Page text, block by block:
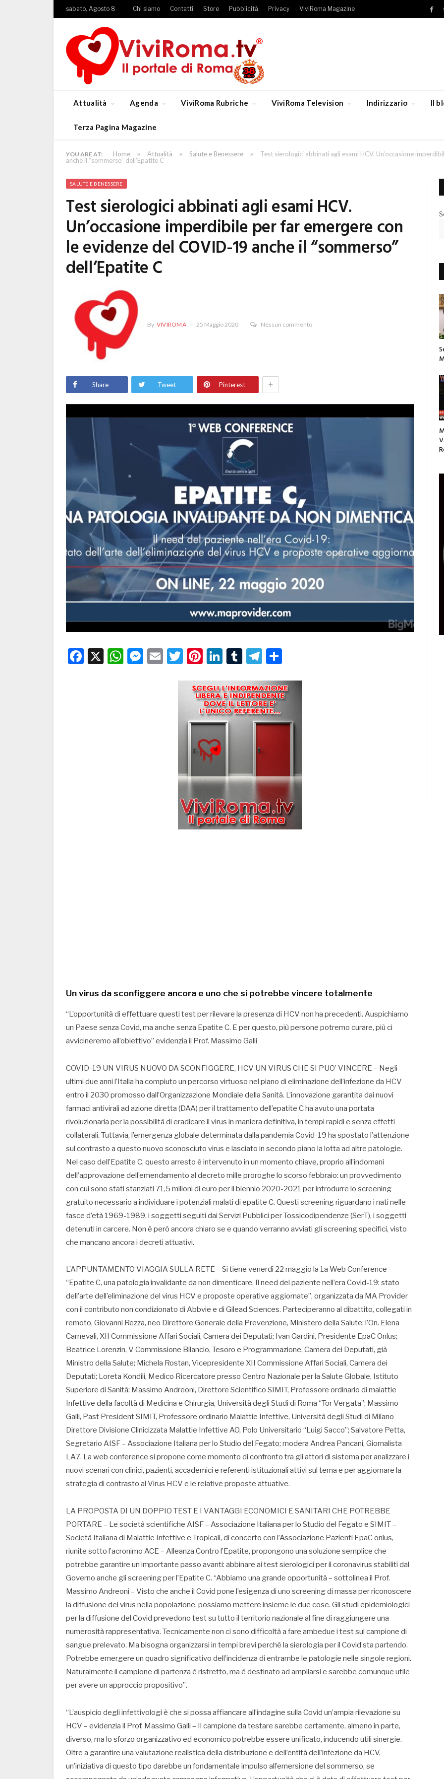
sabato, Agosto 8 Chi siamo Contatti Store Pubblicità Privacy ViviRoma Magazine
Attualità Agenda ViviRoma Rubriche ViviRoma Television Indirizzario Il
Terza Pagina Magazine
YOU ARE AT: Home » Attualità » Salute e Benessere »
Test sierologici abbinati agli esami HCV. Un’occasione
anche il “sommerso” dell’Epatite C
SALUTE E BENESSERE
Test sierologici abbinati agli esami HCV.
Un’occasione imperdibile per far emergere con
le evidenze del COVID-19 anche il “sommerso”
dell’Epatite C
By VIVIROMA 25 Maggio 2020 Nessun commento
Share Tweet Pinterest +
Facebook
X WhatsApp
Messenger
EmailTwitter
Pinterest
LinkedIn
TumblrTelegram
Un virus da sconfiggere ancora e uno che si potrebbe vincere totalmente
“L’opportunità di effettuare questi test per rilevare la presenza di HCV non ha precedenti. Auspichiamo
un Paese senza Covid, ma anche senza Epatite C. E per questo, più persone potremo curare, più ci
avvicineremo all’obiettivo” evidenzia il Prof. Massimo Galli
COVID-19 UN VIRUS NUOVO DA SCONFIGGERE, HCV UN VIRUS CHE SI PUO’ VINCERE – Negli
ultimi due anni l’Italia ha compiuto un percorso virtuoso nel piano di eliminazione dell’infezione da HCV
entro il 2030 promosso dall’Organizzazione Mondiale della Sanità. L’innovazione garantita dai nuovi
farmaci antivirali ad azione diretta (DAA) per il trattamento dell’epatite C ha avuto una portata
rivoluzionaria per la possibilità di eradicare il virus in maniera definitiva, in tempi rapidi e senza effetti
collaterali. Tuttavia, l’emergenza globale determinata dalla pandemia Covid-19 ha spostato l’attenzione
sul contrasto a questo nuovo sconosciuto virus e lasciato in secondo piano la lotta ad altre patologie.
Nel caso dell’Epatite C, questo arresto è intervenuto in un momento chiave, proprio all’indomani
dell’approvazione dell’emendamento al decreto mille proroghe lo scorso febbraio: un provvedimento
con cui sono stati stanziati 71,5 milioni di euro per il biennio 2020-2021 per introdurre lo screening
gratuito necessario a individuare i potenziali malati di epatite C. Questi screening riguardano i nati nelle
fasce d’età 1969-1989, i soggetti seguiti dai Servizi Pubblici per Tossicodipendenze (SerT), i soggetti
detenuti in carcere. Non è però ancora chiaro se e quando verranno avviati gli screening specifici, visto
che mancano ancora i decreti attuativi.
L’APPUNTAMENTO VIAGGIA SULLA RETE – Si tiene venerdì 22 maggio la 1a Web Conference
“Epatite C, una patologia invalidante da non dimenticare. Il need del paziente nell’era Covid-19: stato
dell’arte dell’eliminazione del virus HCV e proposte operative aggiornate”, organizzata da MA Provider
con il contributo non condizionato di Abbvie e di Gilead Sciences. Parteciperanno al dibattito, collegati in
remoto, Giovanni Rezza, neo Direttore Generale della Prevenzione, Ministero della Salute; l’On. Elena
Carnevali, XII Commissione Affari Sociali, Camera dei Deputati; Ivan Gardini, Presidente EpaC Onlus;
Beatrice Lorenzin, V Commissione Bilancio, Tesoro e Programmazione, Camera dei Deputati, già
Ministro della Salute; Michela Rostan, Vicepresidente XII Commissione Affari Sociali, Camera dei
Deputati; Loreta Kondili, Medico Ricercatore presso Centro Nazionale per la Salute Globale, Istituto
Superiore di Sanità; Massimo Andreoni, Direttore Scientifico SIMIT, Professore ordinario di malattie
Infettive della facoltà di Medicina e Chirurgia, Università degli Studi di Roma “Tor Vergata”; Massimo
Galli, Past President SIMIT, Professore ordinario Malattie Infettive, Università degli Studi di Milano
Direttore Divisione Clinicizzata Malattie Infettive AO, Polo Universitario “Luigi Sacco”; Salvatore Petta,
Segretario AISF – Associazione Italiana per lo Studio del Fegato; modera Andrea Pancani, Giornalista
LA7. La web conference si propone come momento di confronto tra gli attori di sistema per analizzare i
nuovi scenari con clinici, pazienti, accademici e referenti istituzionali attivi sul tema e per aggiornare la
strategia di contrasto al Virus HCV e le relative proposte attuative.
LA PROPOSTA DI UN DOPPIO TEST E I VANTAGGI ECONOMICI E SANITARI CHE POTREBBE
PORTARE – Le società scientifiche AISF – Associazione Italiana per lo Studio del Fegato e SIMIT –
Società Italiana di Malattie Infettive e Tropicali, di concerto con l’Associazione Pazienti EpaC onlus,
riunite sotto l’acronimo ACE – Alleanza Contro l’Epatite, propongono una soluzione semplice che
potrebbe garantire un importante passo avanti: abbinare ai test sierologici per il coronavirus stabiliti dal
Governo anche gli screening per l’Epatite C. “Abbiamo una grande opportunità – sottolinea il Prof.
Massimo Andreoni – Visto che anche il Covid pone l’esigenza di uno screening di massa per riconoscere
la diffusione del virus nella popolazione, possiamo mettere insieme le due cose. Gli studi epidemiologici
per la diffusione del Covid prevedono test su tutto il territorio nazionale al fine di raggiungere una
numerosità rappresentativa. Tecnicamente non ci sono difficoltà a fare ambedue i test sul campione di
sangue prelevato. Ma bisogna organizzarsi in tempi brevi perché la sierologia per il Covid sta partendo.
Potrebbe emergere un quadro significativo dell’incidenza di entrambe le patologie nelle singole regioni.
Naturalmente il campione di partenza è ristretto, ma è destinato ad ampliarsi e sarebbe comunque utile
per avere un approccio propositivo”.
“L’auspicio degli infettivologi è che si possa affiancare all’indagine sulla Covid un’ampia rilevazione su
HCV – evidenzia il Prof. Massimo Galli – Il campione da testare sarebbe certamente, almeno in parte,
diverso, ma lo sforzo organizzativo ed economico potrebbe essere unificato, inducendo utili sinergie.
Oltre a garantire una valutazione realistica della distribuzione e dell’entità dell’infezione da HCV,
un’iniziativa di questo tipo darebbe un fondamentale impulso all’emersione del sommerso, se